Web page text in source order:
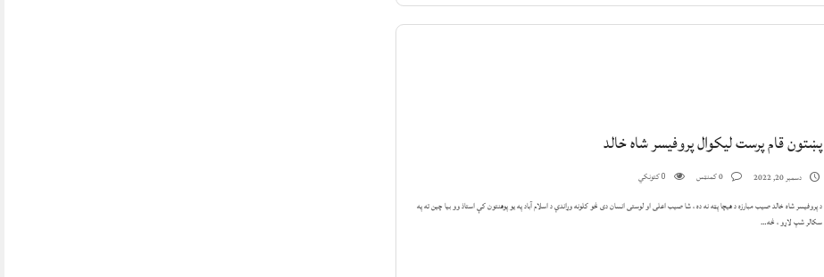
پښتون قام پرست لیکوال پروفیسر شاه خالد
دسمبر 20, 2022 0 کمنټس 0کتونکي
د پروفیسر شاه خالد صیب مبارزه د هیچا پټه نه ده ، شا صیب اعلی او لوستی انسان دی څو کلونه وړاندې د اسلام آباد په یو پوهنتون کې استاذ وو بیا چین ته په
سکالر شپ لاړو ، څه…